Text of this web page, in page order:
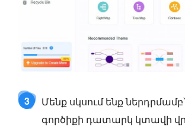
3 Մենք սկսում ենք ներդրմամբ՝
գործիքի դատարկ կտավի